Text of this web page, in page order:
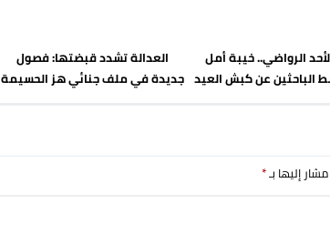
الرواضي.. خيبة أمل
الباحثين عن كبش العيد
العدالة تشدد قبضتها: فصول
جديدة في ملف جنائي هز الحسيمة
إليها بـ*